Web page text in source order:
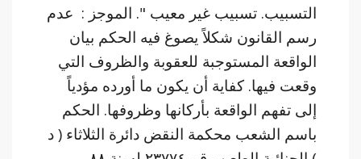
التسبيب. تسبيب غير معيب ". الموجز : عدم
رسم القانون شكلاً يصوغ فيه الحكم بيان
الواقعة المستوجبة للعقوبة والظروف التي
وقعت فيها. كفاية أن يكون ما أورده مؤدياً
إلى تفهم الواقعة بأركانها وظروفها. الحكم
باسم الشعب محكمة النقض دائرة الثلاثاء ( د